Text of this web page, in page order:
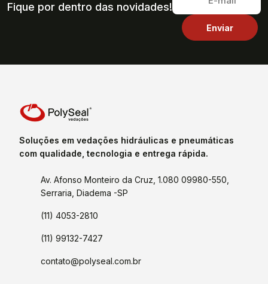
Fique por dentro das novidades!
Soluções em vedações hidráulicas e pneumáticas
com qualidade, tecnologia e entrega rápida.
Av. Afonso Monteiro da Cruz, 1.080 09980-550,
Serraria, Diadema -SP
(11) 4053-2810
(11) 99132-7427
contato@polyseal.com.br